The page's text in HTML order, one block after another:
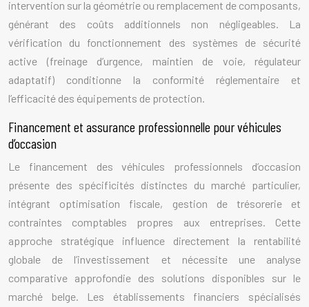
intervention sur la géométrie ou remplacement de composants,
générant des coûts additionnels non négligeables. La
vérification du fonctionnement des systèmes de sécurité
active (freinage d’urgence, maintien de voie, régulateur
adaptatif) conditionne la conformité réglementaire et
l’efficacité des équipements de protection.
Financement et assurance professionnelle pour véhicules
d’occasion
Le financement des véhicules professionnels d’occasion
présente des spécificités distinctes du marché particulier,
intégrant optimisation fiscale, gestion de trésorerie et
contraintes comptables propres aux entreprises. Cette
approche stratégique influence directement la rentabilité
globale de l’investissement et nécessite une analyse
comparative approfondie des solutions disponibles sur le
marché belge. Les établissements financiers spécialisés